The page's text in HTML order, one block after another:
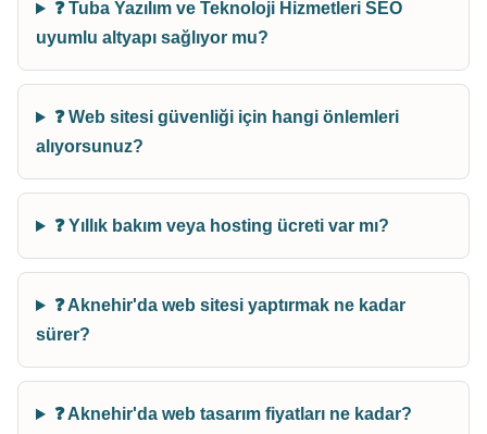
❓ Tuba Yazılım ve Teknoloji Hizmetleri SEO
uyumlu altyapı sağlıyor mu?
❓ Web sitesi güvenliği için hangi önlemleri
alıyorsunuz?
❓ Yıllık bakım veya hosting ücreti var mı?
❓ Aknehir'da web sitesi yaptırmak ne kadar
sürer?
❓ Aknehir'da web tasarım fiyatları ne kadar?